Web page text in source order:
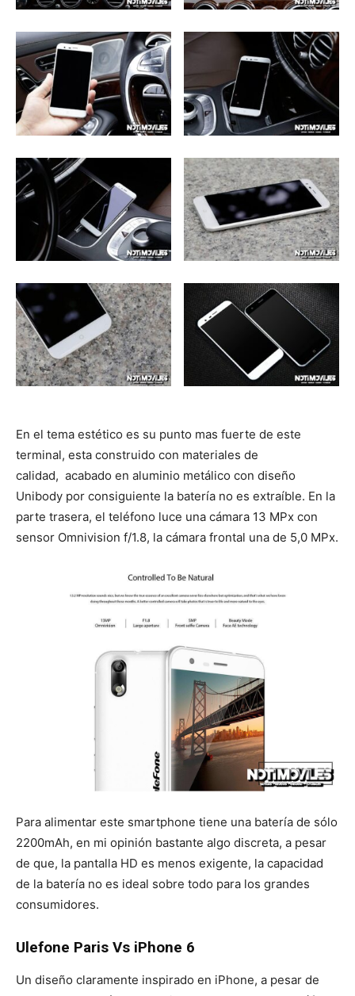
En el tema estético es su punto mas fuerte de este
terminal, esta construido con materiales de
calidad, acabado en aluminio metálico con diseño
Unibody por consiguiente la batería no es extraíble. En la
parte trasera, el teléfono luce una cámara 13 MPx con
sensor Omnivision f/1.8, la cámara frontal una de 5,0 MPx.
Para alimentar este smartphone tiene una batería de sólo
2200mAh, en mi opinión bastante algo discreta, a pesar
de que, la pantalla HD es menos exigente, la capacidad
de la batería no es ideal sobre todo para los grandes
consumidores.
Ulefone Paris Vs iPhone 6
Un diseño claramente inspirado en iPhone, a pesar de